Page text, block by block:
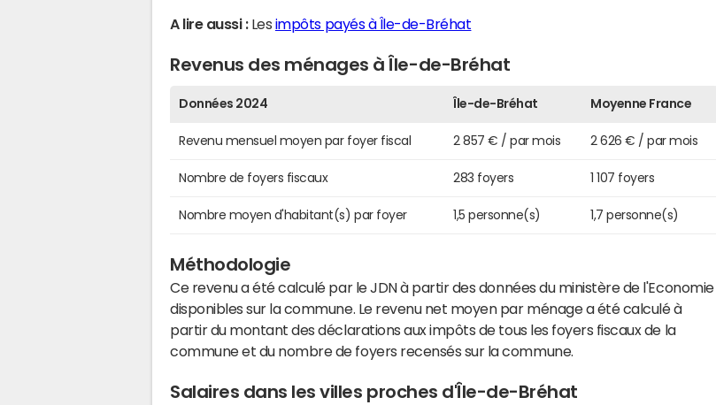
A lire aussi :Les impôts payés à Île-de-Bréhat
Revenus des ménages à Île-de-Bréhat
Données 2024 Île-de-Bréhat Moyenne France
Revenu mensuel moyen par foyer fiscal 2 857 € / par mois 2 626 € / par mois
Nombre de foyers fiscaux 283 foyers 1 107 foyers
Nombre moyen d'habitant(s) par foyer 1,5 personne(s) 1,7 personne(s)
Méthodologie
Ce revenu a été calculé par le JDN à partir des données du ministère de l'Economie
disponibles sur la commune. Le revenu net moyen par ménage a été calculé à
partir du montant des déclarations aux impôts de tous les foyers fiscaux de la
commune et du nombre de foyers recensés sur la commune.
Salaires dans les villes proches d'Île-de-Bréhat